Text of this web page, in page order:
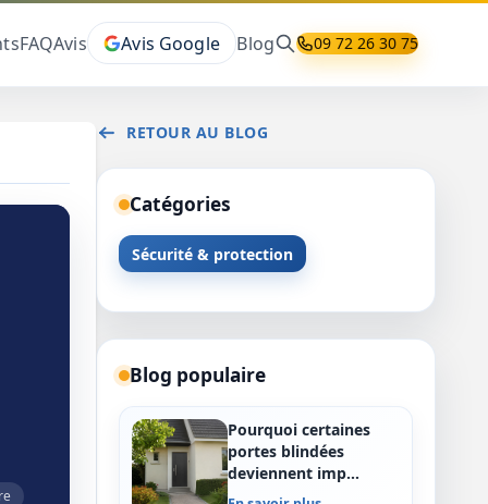
FAQAvis Avis Google Blog 09 72 26 30 75
RETOUR AU BLOG
Catégories
Sécurité & protection
Blog populaire
Pourquoi certaines
portes blindées
deviennent imp…